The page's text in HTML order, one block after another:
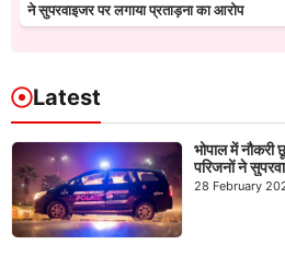
ने सुपरवाइजर पर लगाया प्रताड़ना का आरोप
Latest
भोपाल में
परिजनों ने
28 February